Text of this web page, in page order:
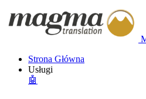
Strona Główna
Usługi
🤖